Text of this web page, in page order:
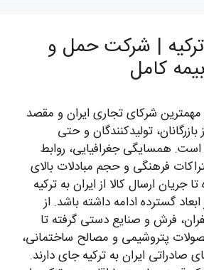
ترکیه | شرکت حمل و
کامل
مهمترین شرکای تجاری ایران و مقصد
تولیدکنندگان و حتی
است. همسایگی جغرافیایی، روابط
فرهنگی و حجم مبادلات بالای
ارسال کالا از ایران به ترکیه
گسترده ادامه داشته باشد. از
فرش و صنایع دستی گرفته تا
پتروشیمی و مصالح ساختمانی،
صادراتی ایران به ترکیه جای دارند.